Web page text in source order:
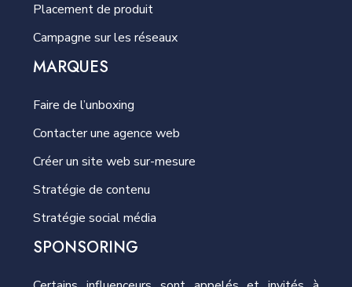
Placement de produit
Campagne sur les réseaux
MARQUES
Faire de l’unboxing
Contacter une agence web
Créer un site web sur-mesure
Stratégie de contenu
Stratégie social média
SPONSORING